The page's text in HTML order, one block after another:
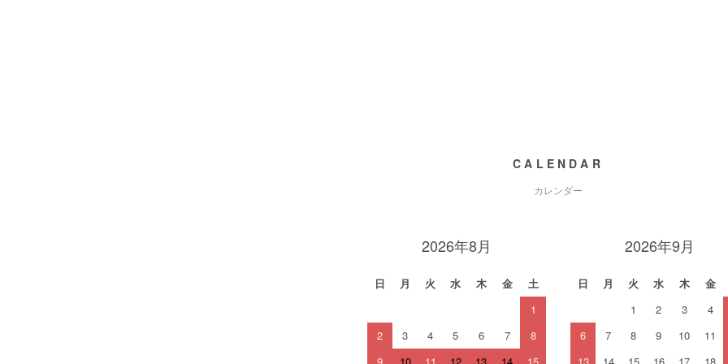
CALENDAR
カレンダー
2026年8月
日 月 火 水 木 金
土
1
2
3 4 5 6 7
8
9
10 11 12 13 14 15
2026年9月
日 月 火 水 木 金
1
2 3 4
6
7 8 9 10 11
13
14 15 16 17 18